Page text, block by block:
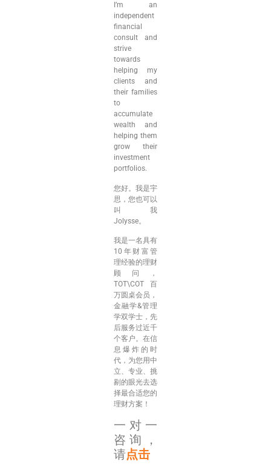
I’m an
independent
financial
consult and
strive
towards
helping my
clients and
their families
to
accumulate
wealth and
helping them
grow their
investment
portfolios.
您好。我是宇
思，您也可以
叫我
Jolysse。
我是一名具有
10年财富管
理经验的理财
顾问，
TOT\COT百
万圆桌会员，
金融学&管理
学双学士，先
后服务过近千
个客户。在信
息爆炸的时
代，为您用中
立、专业、挑
剔的眼光去选
择最合适您的
理财方案！
一对一
咨询，
请点击